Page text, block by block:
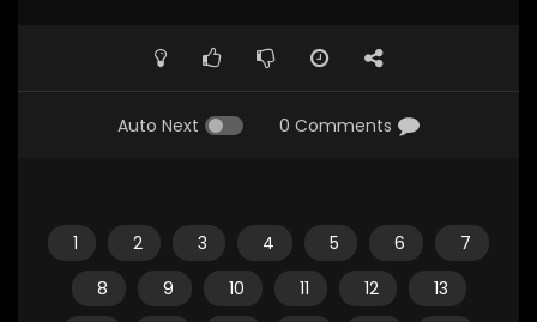
Auto Next 0 Comments
1 2 3 4 5 6
7
8
9 10 11 12
13